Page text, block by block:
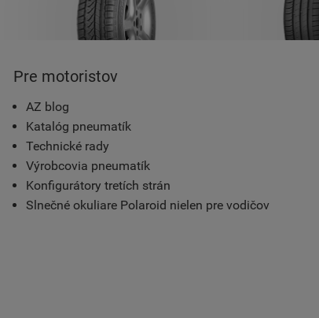
Pre motoristov
AZ blog
Katalóg pneumatík
Technické rady
Výrobcovia pneumatík
Konfigurátory tretích strán
Slnečné okuliare Polaroid nielen pre vodičov